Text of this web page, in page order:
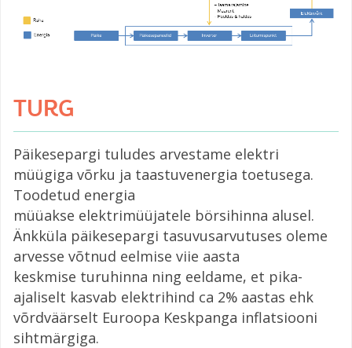
TURG
Päikesepargi tuludes arvestame elektri
müügiga võrku ja taastuvenergia toetusega.
Toodetud energia
müüakse elektrimüüjatele börsihinna alusel.
Änkküla päikesepargi tasuvusarvutuses oleme
arvesse võtnud eelmise viie aasta
keskmise turuhinna ning eeldame, et pika-
ajaliselt kasvab elektrihind ca 2% aastas ehk
võrdväärselt Euroopa Keskpanga inflatsiooni
sihtmärgiga.